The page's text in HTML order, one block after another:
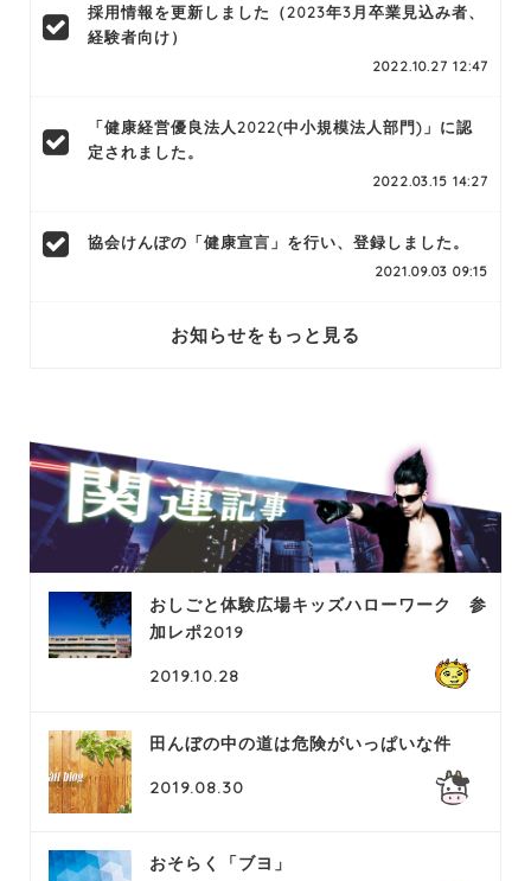
採用情報を更新しました（2023年3月卒業見込み者、
経験者向け）
2022.10.27 12:47
「健康経営優良法人2022(中小規模法人部門)」に認
定されました。
2022.03.15 14:27
協会けんぽの「健康宣言」を行い、登録しました。
2021.09.03 09:15
お知らせをもっと見る
おしごと体験広場キッズハローワーク 参
加レポ2019
2019.10.28
田んぼの中の道は危険がいっぱいな件
2019.08.30
おそらく「ブヨ」